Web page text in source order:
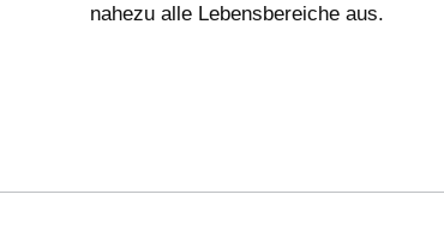
nahezu alle Lebensbereiche aus.